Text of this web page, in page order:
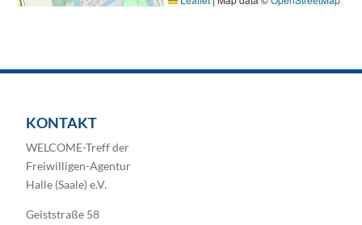
KONTAKT
WELCOME-Treff der
Freiwilligen-Agentur
Halle (Saale) e.V.
Geiststraße 58